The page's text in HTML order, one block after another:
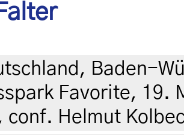
Baden-
Favorite, 19.
conf. Helmut